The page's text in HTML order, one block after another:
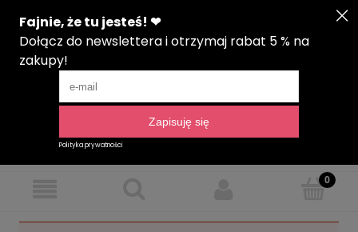
Język Zarejestruj się Zaloguj się